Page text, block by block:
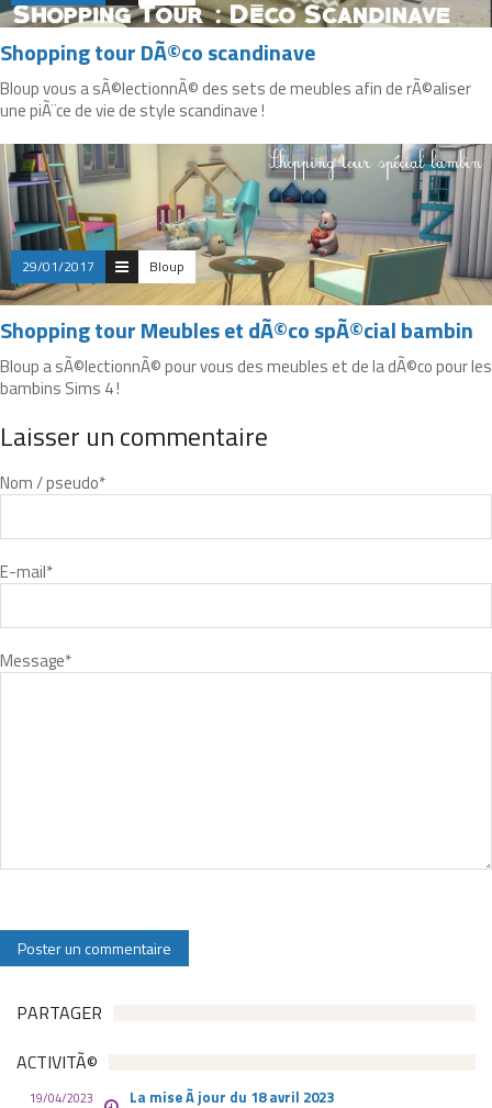
Shopping tour DÃ©co scandinave
Bloup vous a sÃ©lectionnÃ© des sets de meubles afin de rÃ©aliser
une piÃ¨ce de vie de style scandinave !
29/01/2017 Bloup
Shopping tour Meubles et dÃ©co spÃ©cial bambin
Bloup a sÃ©lectionnÃ© pour vous des meubles et de la dÃ©co pour les
bambins Sims 4 !
Laisser un commentaire
Nom / pseudo*
E-mail*
Message*
PARTAGER
ACTIVITÃ©
19/04/2023
La mise Ã jour du 18 avril 2023